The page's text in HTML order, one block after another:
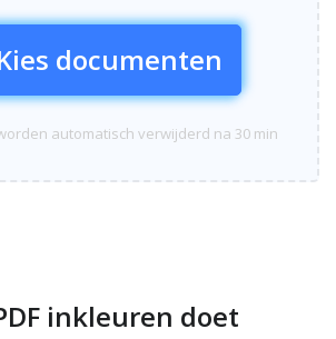
documenten
automatisch verwijderd na 30 min
inkleuren doet